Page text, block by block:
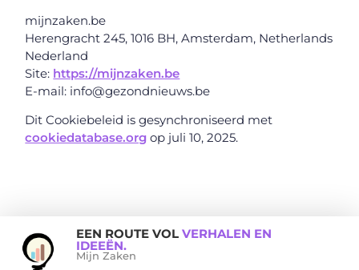
mijnzaken.be
Herengracht 245, 1016 BH, Amsterdam, Netherlands
Nederland
Site: https://mijnzaken.be
E-mail: info@gezondnieuws.be
Dit Cookiebeleid is gesynchroniseerd met
cookiedatabase.org op juli 10, 2025.
EEN ROUTE VOL VERHALEN EN
IDEEËN.
Mijn Zaken